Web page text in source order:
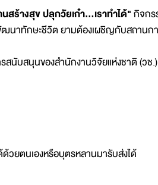
สร้างสุข ปลุกวัยเก๋า...เราทำได้"กิจกร
าทักษะชีวิต ยามต้องเผชิญกับสถานก
นับสนุนของสำนักงานวิจัยแห่งชาติ (วช.)
วยตนเองหรือบุตรหลานมารับส่งได้